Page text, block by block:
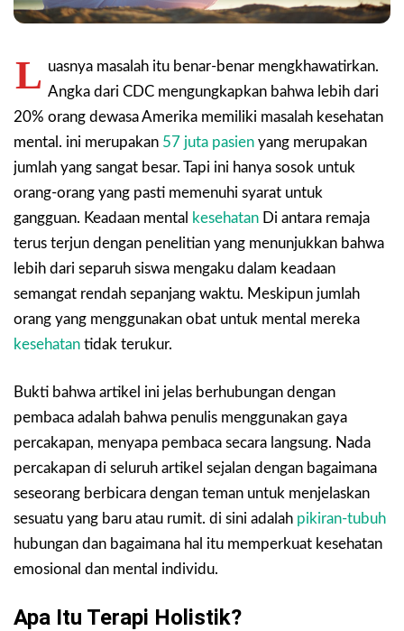
L uasnya masalah itu benar-benar mengkhawatirkan.
Angka dari CDC mengungkapkan bahwa lebih dari
20% orang dewasa Amerika memiliki masalah kesehatan
mental. ini merupakan 57 juta pasien yang merupakan
jumlah yang sangat besar. Tapi ini hanya sosok untuk
orang-orang yang pasti memenuhi syarat untuk
gangguan. Keadaan mental kesehatan Di antara remaja
terus terjun dengan penelitian yang menunjukkan bahwa
lebih dari separuh siswa mengaku dalam keadaan
semangat rendah sepanjang waktu. Meskipun jumlah
orang yang menggunakan obat untuk mental mereka
kesehatan tidak terukur.
Bukti bahwa artikel ini jelas berhubungan dengan
pembaca adalah bahwa penulis menggunakan gaya
percakapan, menyapa pembaca secara langsung. Nada
percakapan di seluruh artikel sejalan dengan bagaimana
seseorang berbicara dengan teman untuk menjelaskan
sesuatu yang baru atau rumit. di sini adalah pikiran-tubuh
hubungan dan bagaimana hal itu memperkuat kesehatan
emosional dan mental individu.
Apa Itu Terapi Holistik?